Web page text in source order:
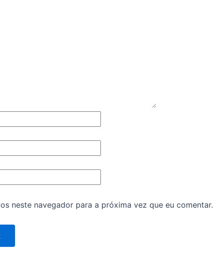
neste navegador para a próxima vez que eu comentar.